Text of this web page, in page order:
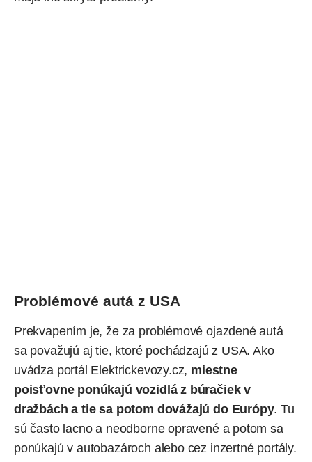
Problémové autá z USA
Prekvapením je, že za problémové ojazdené autá
sa považujú aj tie, ktoré pochádzajú z USA. Ako
uvádza portál Elektrickevozy.cz, miestne
poisťovne ponúkajú vozidlá z búračiek v
dražbách a tie sa potom dovážajú do Európy. Tu
sú často lacno a neodborne opravené a potom sa
ponúkajú v autobazároch alebo cez inzertné portály.